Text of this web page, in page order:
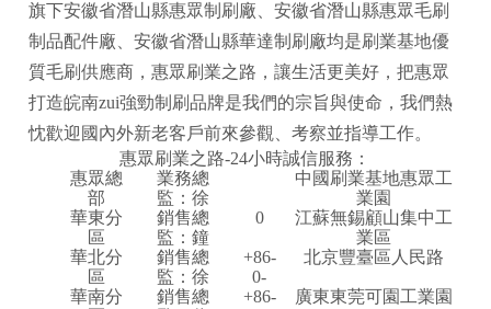
旗下安徽省潛山縣惠眾制刷廠、安徽省潛山縣惠眾毛刷
制品配件廠、安徽省潛山縣華達制刷廠均是刷業基地優
質毛刷供應商，惠眾刷業之路，讓生活更美好，把惠眾
打造皖南zui強勁制刷品牌是我們的宗旨與使命，我們熱
忱歡迎國內外新老客戶前來參觀、考察並指導工作。
惠眾刷業之路-24小時誠信服務 ：
惠眾總
部
業務總
監：徐
中國刷業基地惠眾工
業園
華東分
區
銷售總
監：鐘
0
江蘇無錫顧山集中工
業區
華北分
區
銷售總
監：徐
+86-
0-
北京豐臺區人民路
華南分
銷售總
+86-
廣東東莞可園工業園